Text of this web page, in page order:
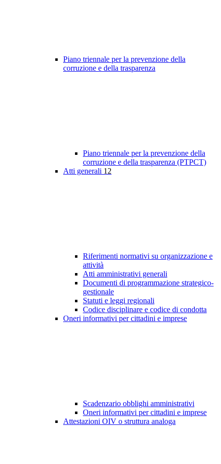
Piano triennale per la prevenzione della
corruzione e della trasparenza
Piano triennale per la prevenzione della
corruzione e della trasparenza (PTPCT)
Atti generali 12
Riferimenti normativi su organizzazione e
attività
Atti amministrativi generali
Documenti di programmazione strategico-
gestionale
Statuti e leggi regionali
Codice disciplinare e codice di condotta
Oneri informativi per cittadini e imprese
Scadenzario obblighi amministrativi
Oneri informativi per cittadini e imprese
Attestazioni OIV o struttura analoga